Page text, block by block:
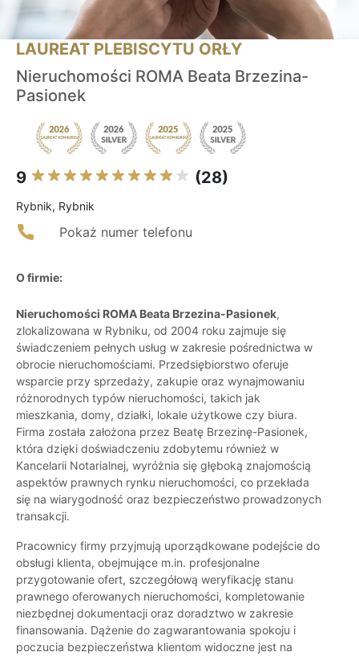
LAUREAT PLEBISCYTU ORŁY
Nieruchomości ROMA Beata Brzezina-
Pasionek
9 (28)
Rybnik, Rybnik
Pokaż numer telefonu
O firmie:
Nieruchomości ROMA Beata Brzezina-Pasionek,
zlokalizowana w Rybniku, od 2004 roku zajmuje się
świadczeniem pełnych usług w zakresie pośrednictwa w
obrocie nieruchomościami. Przedsiębiorstwo oferuje
wsparcie przy sprzedaży, zakupie oraz wynajmowaniu
różnorodnych typów nieruchomości, takich jak
mieszkania, domy, działki, lokale użytkowe czy biura.
Firma została założona przez Beatę Brzezinę-Pasionek,
która dzięki doświadczeniu zdobytemu również w
Kancelarii Notarialnej, wyróżnia się głęboką znajomością
aspektów prawnych rynku nieruchomości, co przekłada
się na wiarygodność oraz bezpieczeństwo prowadzonych
transakcji.
Pracownicy firmy przyjmują uporządkowane podejście do
obsługi klienta, obejmujące m.in. profesjonalne
przygotowanie ofert, szczegółową weryfikację stanu
prawnego oferowanych nieruchomości, kompletowanie
niezbędnej dokumentacji oraz doradztwo w zakresie
finansowania. Dążenie do zagwarantowania spokoju i
poczucia bezpieczeństwa klientom widoczne jest na